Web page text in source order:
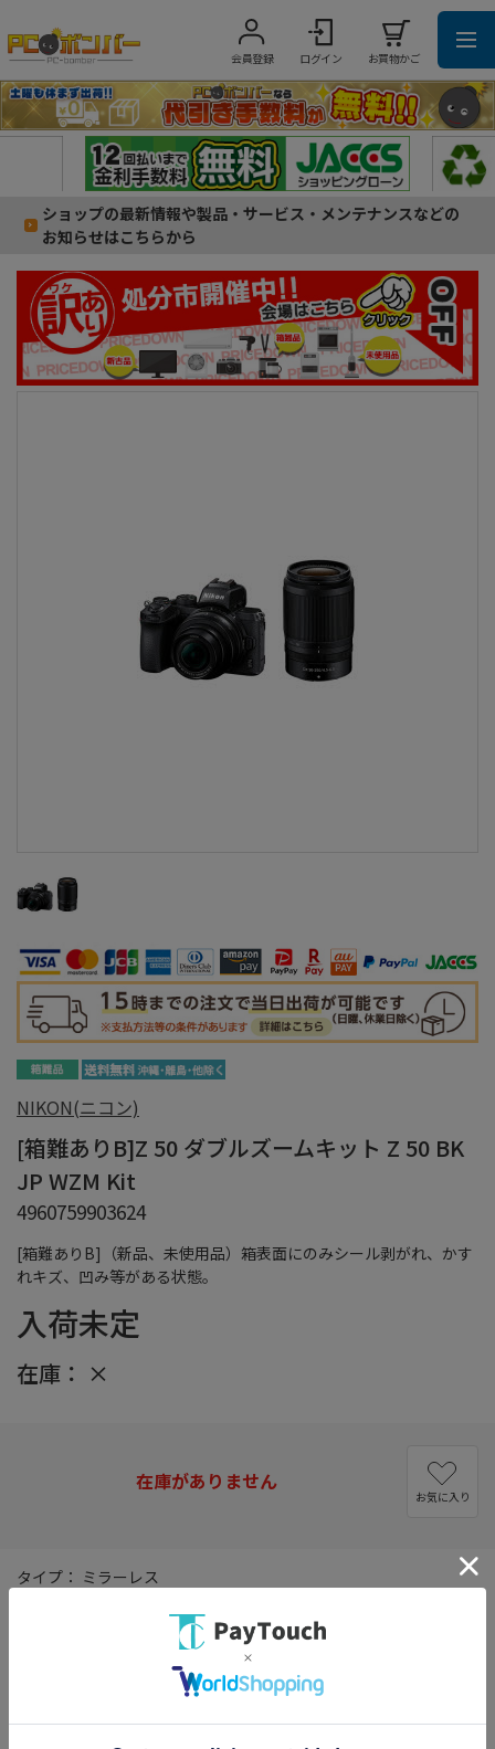
会員登録 ログイン お買物かご
ショップの最新情報や製品・サービス・メンテナンスなどの
お知らせはこちらから
[箱難ありB]（新品、未使用品）箱表面にのみシール剥がれ、かす
れキズ、凹み等がある状態。
NIKON(ニコン)
[箱難ありB]Z 50 ダブルズームキット Z 50 BK
JP WZM Kit
4960759903624
入荷未定
在庫： ×
在庫がありません
お気に入り
タイプ： ミラーレス
有効画素数： 2088万画素
連写撮影： 高速連続撮影：約5コマ/秒
高速連続撮影(拡張)：約11コマ/秒
記録メディア： SDカード/ SDHCカード/ SDXCカード